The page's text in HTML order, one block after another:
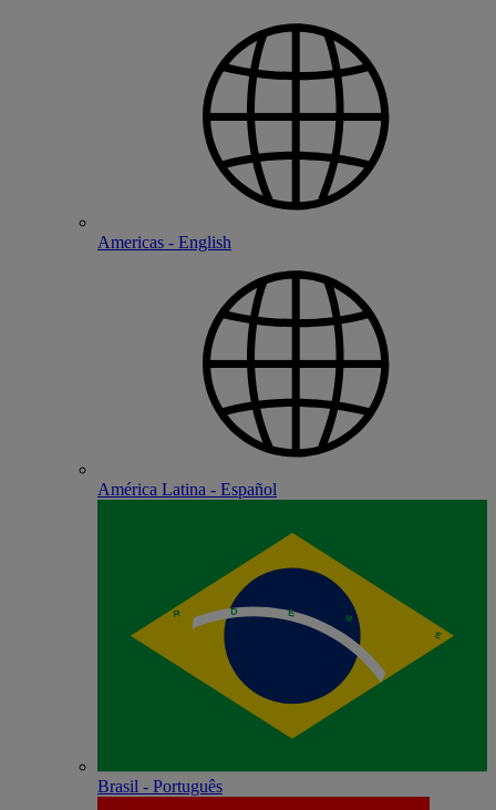
Americas - English
América Latina - Español
Brasil - Português